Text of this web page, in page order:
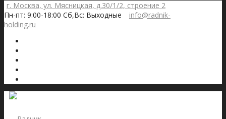
г. Москва, ул. Мясницкая, д.30/1/2, строение 2
Пн-пт: 9:00-18:00 Сб,Вс: Выходные
info@radnik-
holding.ru